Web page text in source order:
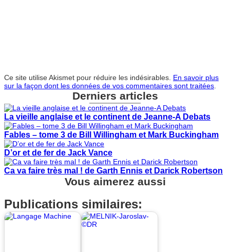
Ce site utilise Akismet pour réduire les indésirables. En savoir plus
sur la façon dont les données de vos commentaires sont traitées
Derniers articles
La vieille anglaise et le continent de Jeanne-A Debats
Fables – tome 3 de Bill Willingham et Mark Buckingham
D’or et de fer de Jack Vance
Ca va faire très mal ! de Garth Ennis et Darick Robertson
Vous aimerez aussi
Publications similaires: